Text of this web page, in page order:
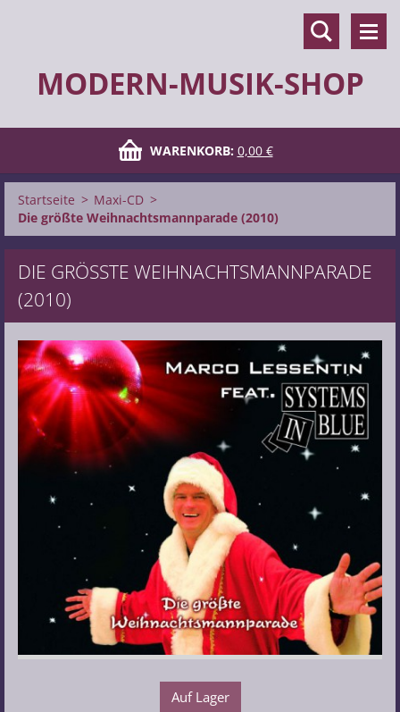
MODERN-MUSIK-SHOP
WARENKORB: 0,00 €
Startseite > Maxi-CD >
Die größte Weihnachtsmannparade (2010)
DIE GRÖSSTE WEIHNACHTSMANNPARADE (
2010)
Auf Lager